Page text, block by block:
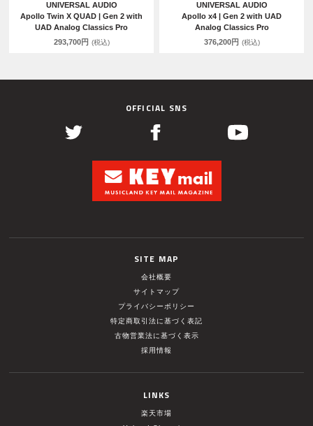
UNIVERSAL AUDIO
Apollo Twin X QUAD | Gen 2 with
UAD Analog Classics Pro
293,700円 (税込)
UNIVERSAL AUDIO
Apollo x4 | Gen 2 with UAD
Analog Classics Pro
376,200円 (税込)
OFFICIAL SNS
SITE MAP
会社概要
サイトマップ
プライバシーポリシー
特定商取引法に基づく表記
古物営業法に基づく表示
採用情報
LINKS
楽天市場